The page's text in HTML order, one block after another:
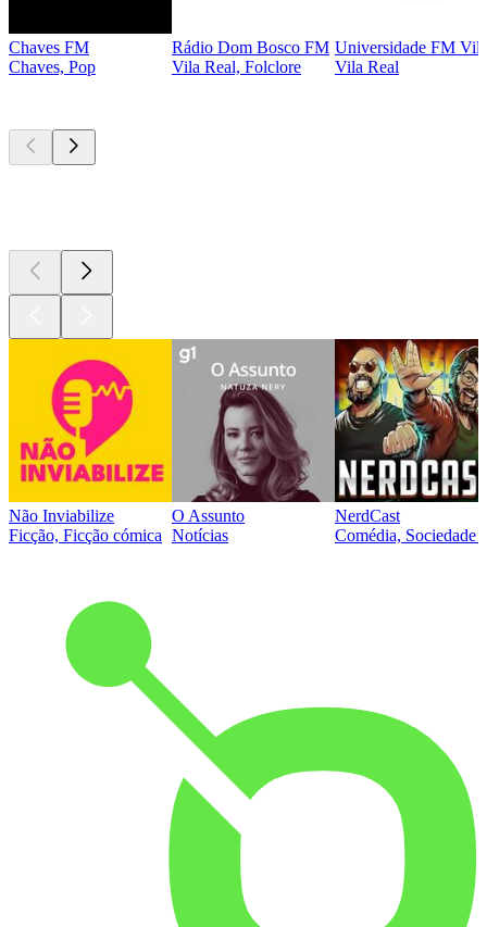
Chaves FM
Chaves, Pop
Rádio Dom Bosco FM
Vila Real, Folclore
Universidade FM
Vila Real
Não Inviabilize
Ficção, Ficção cómica
O Assunto
Notícias
NerdCast
Comédia, Sociedade